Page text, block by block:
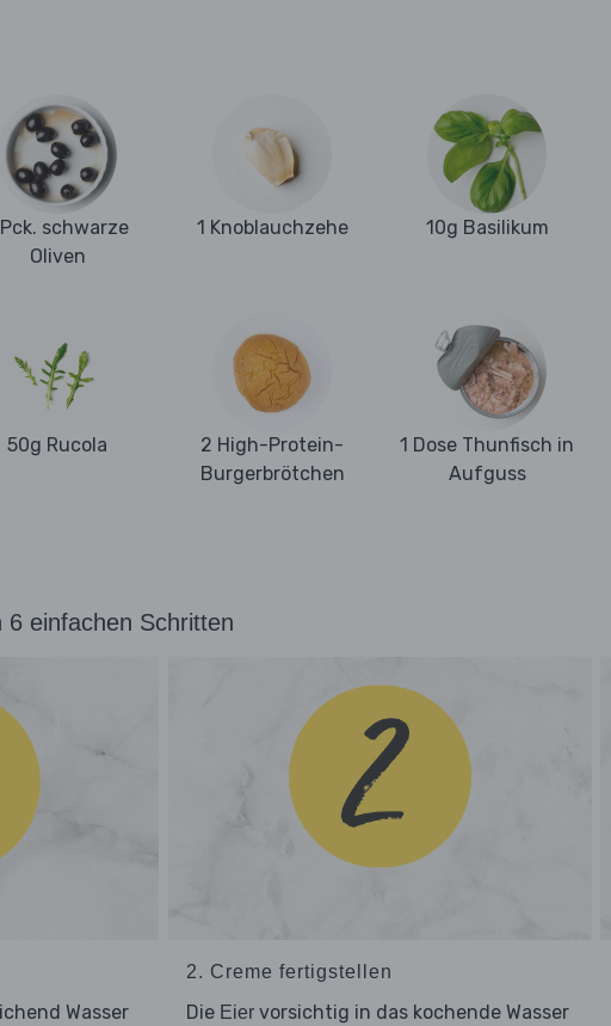
schwarze
Oliven
1 Knoblauchzehe 10g Basilikum
50g Rucola
2 High-Protein-
Burgerbrötchen
1 Dose Thunfisch in
Aufguss
6 einfachen Schritten
Wasser
2. Creme fertigstellen
Die Eiervorsichtig in das kochende Wasser